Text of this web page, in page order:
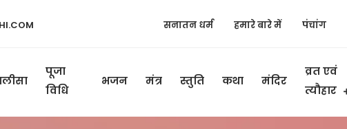
सनातन धर्म हमारे बारे में पंचांग
पूजा
विधि
भजन मंत्र स्तुति कथा मंदिर
व्रत एवं
त्यौहार